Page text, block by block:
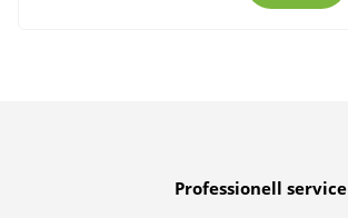
Professionell service